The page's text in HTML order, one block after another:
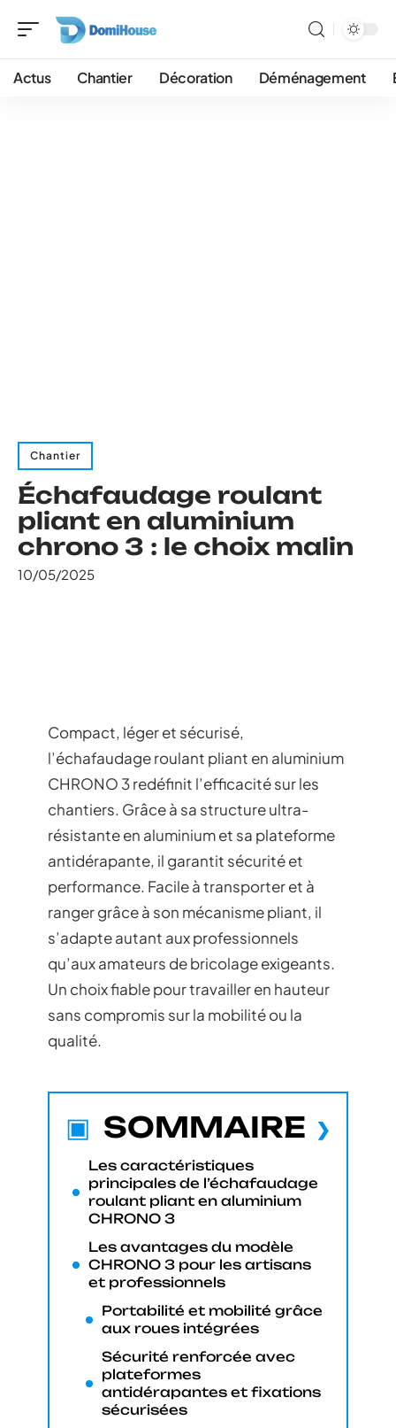
Actus Chantier Décoration Déménagement
Chantier
Échafaudage roulant
pliant en aluminium
chrono 3 : le choix malin
10/05/2025
Compact, léger et sécurisé,
l’échafaudage roulant pliant en aluminium
CHRONO 3 redéfinit l’efficacité sur les
chantiers. Grâce à sa structure ultra-
résistante en aluminium et sa plateforme
antidérapante, il garantit sécurité et
performance. Facile à transporter et à
ranger grâce à son mécanisme pliant, il
s’adapte autant aux professionnels
qu’aux amateurs de bricolage exigeants.
Un choix fiable pour travailler en hauteur
sans compromis sur la mobilité ou la
qualité.
SOMMAIRE
Les caractéristiques
principales de l’échafaudage
roulant pliant en aluminium
CHRONO 3
Les avantages du modèle
CHRONO 3 pour les artisans
et professionnels
Portabilité et mobilité grâce
aux roues intégrées
Sécurité renforcée avec
plateformes
antidérapantes et fixations
sécurisées